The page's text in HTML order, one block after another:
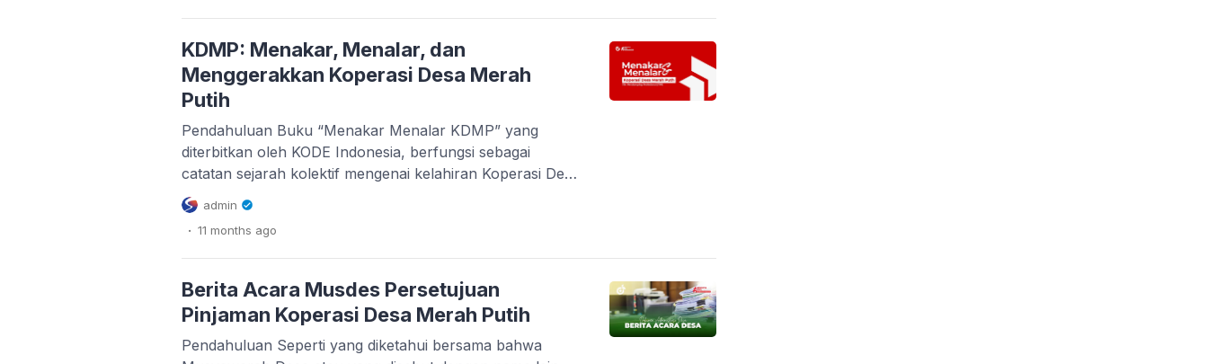
mekanisme dukungan pengembalian pinjaman berjalan
sesuai aturan, sehingga risiko keterlambatan angsuran
dapat […]
KDMP: Menakar, Menalar, dan
Menggerakkan Koperasi Desa Merah
Putih
Pendahuluan Buku “Menakar Menalar KDMP” yang
diterbitkan oleh KODE Indonesia, berfungsi sebagai
catatan sejarah kolektif mengenai kelahiran Koperasi Desa
Merah Putih (KDMP). Buku ini merekam refleksi dari 141
Tenaga Pendamping Profesional (TPP) yang tersebar di
112 kabupaten/kota dan 28 provinsi di Indonesia. Para
TPP ini, yang terdiri dari Pendamping Lokal Desa (PLD),
Pendamping Desa (PD), […]
admin
. 11 months ago
Berita Acara Musdes Persetujuan
Pinjaman Koperasi Desa Merah Putih
Pendahuluan Seperti yang diketahui bersama bahwa